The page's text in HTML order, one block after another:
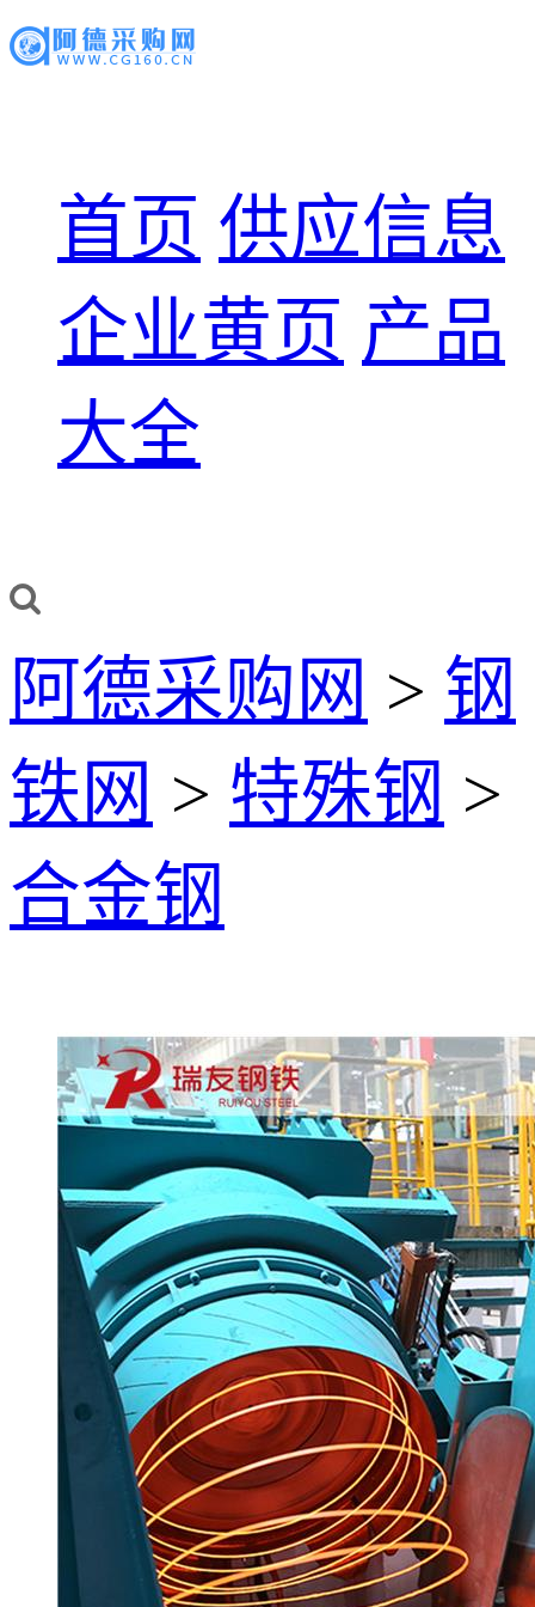
首页 供应信息
企业黄页 产品
大全
阿德采购网 > 钢
铁网 > 特殊钢 >
合金钢